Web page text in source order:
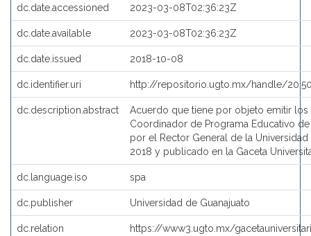
dc.date.accessioned 2023-03-08T02:36:23Z
dc.date.available 2023-03-08T02:36:23Z
dc.date.issued 2018-10-08
dc.identifier.uri http://repositorio.ugto.mx/handle/
dc.description.abstract
Acuerdo que tiene por objeto emitir los
Coordinador de Programa Educativo
por el Rector General de la
2018 y publicado en la Gaceta
dc.language.iso spa
dc.publisher Universidad de Guanajuato
dc.relation
https://www3.ugto.mx/